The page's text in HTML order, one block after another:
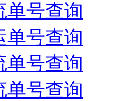
单号查询
单号查询
单号查询
单号查询